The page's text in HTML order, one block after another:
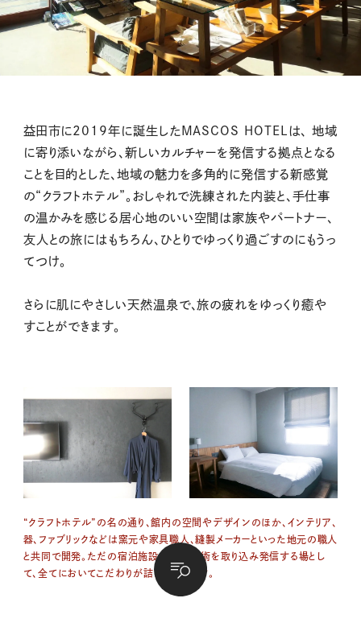
益田市に2019年に誕生した MASCOS HOTELは、 地域
に寄り添いながら、新しいカルチャーを発信する拠点となる
ことを目的とした、地域の魅力を多角的に発信する新感覚
の“クラフトホテル”。おしゃれで洗練された内装と、手仕事
の温かみを感じる居心地のいい空間は家族やパートナー、
友人との旅にはもちろん、ひとりでゆっくり過ごすのにもうっ
てつけ。
さらに肌にやさしい天然温泉で、旅の疲れをゆっくり癒や
すことができます。
“クラフトホテル”の名の通り、館内の空間やデザインのほか、インテリア、
器、ファブリックなどは窯元や家具職人、縫製メーカーといった地元の職人
と共同で開発。ただの宿泊施設でなく、芸術を取り込み発信する場とし
て、全てにおいてこだわりが詰まっています。